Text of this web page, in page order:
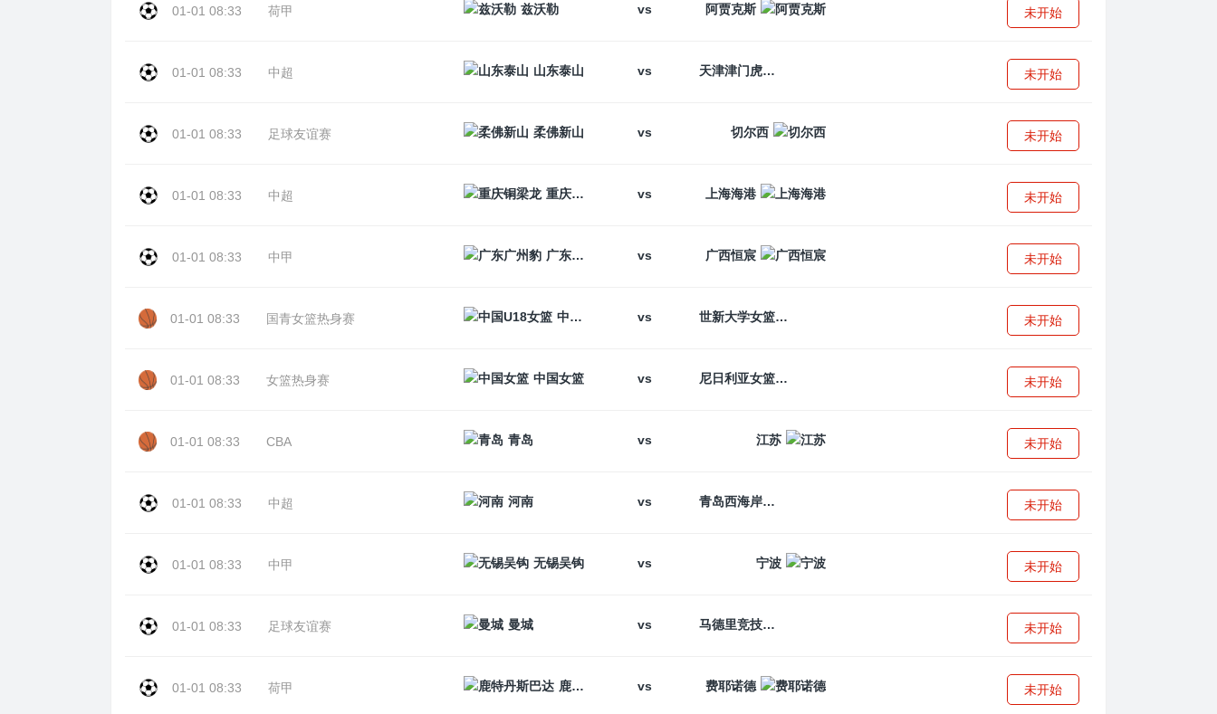
01-01 08:33 荷甲 兹沃勒 vs 阿贾克斯 未开始
01-01 08:33 中超 山东泰山 vs 天津津门虎 未开始
01-01 08:33 足球友谊赛 柔佛新山 vs 切尔西 未开始
01-01 08:33 中超 重庆铜梁龙 vs 上海海港 未开始
01-01 08:33 中甲 广东广州豹 vs 广西恒宸 未开始
01-01 08:33 国青女篮热身赛 中国U18女篮 vs 世新大学女篮 未开始
01-01 08:33 女篮热身赛 中国女篮 vs 尼日利亚女篮 未开始
01-01 08:33 CBA 青岛 vs 江苏 未开始
01-01 08:33 中超 河南 vs 青岛西海岸 未开始
01-01 08:33 中甲 无锡吴钩 vs 宁波 未开始
01-01 08:33 足球友谊赛 曼城 vs 马德里竞技 未开始
01-01 08:33 荷甲 鹿特丹斯巴达 vs 费耶诺德 未开始